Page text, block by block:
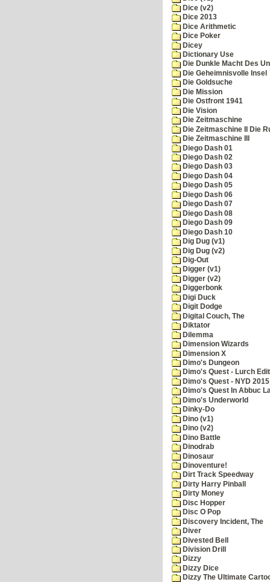
Dice (v2)
Dice 2013
Dice Arithmetic
Dice Poker
Dicey
Dictionary Use
Die Dunkle Macht Des
Die Geheimnisvolle Insel
Die Goldsuche
Die Mission
Die Ostfront 1941
Die Vision
Die Zeitmaschine
Die Zeitmaschine II Die
Die Zeitmaschine III
Diego Dash 01
Diego Dash 02
Diego Dash 03
Diego Dash 04
Diego Dash 05
Diego Dash 06
Diego Dash 07
Diego Dash 08
Diego Dash 09
Diego Dash 10
Dig Dug (v1)
Dig Dug (v2)
Dig-Out
Digger (v1)
Digger (v2)
Diggerbonk
Digi Duck
Digit Dodge
Digital Couch, The
Diktator
Dilemma
Dimension Wizards
Dimension X
Dimo's Dungeon
Dimo's Quest - Lurch
Dimo's Quest - NYD
Dimo's Quest In Abbuc
Dimo's Underworld
Dinky-Do
Dino (v1)
Dino (v2)
Dino Battle
Dinodrab
Dinosaur
Dinoventure!
Dirt Track Speedway
Dirty Harry Pinball
Dirty Money
Disc Hopper
Disc O Pop
Discovery Incident, The
Diver
Divested Bell
Division Drill
Dizzy
Dizzy Dice
Dizzy The Ultimate